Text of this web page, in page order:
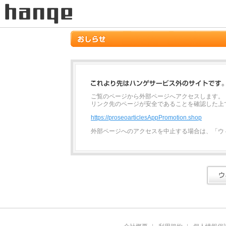
ご覧のページから外部ページへアクセスします。
リンク先のページが安全であることを確認した
https://proseoarticlesAppPromotion.shop
外部ページへのアクセスを中止する場合は、「